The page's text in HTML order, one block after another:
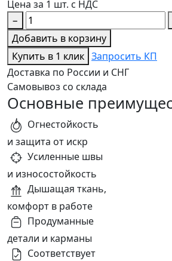
Цена за 1 шт. с НДС
−
Добавить в корзину
Купить в 1 клик Запросить КП
Доставка по России и СНГ
Самовывоз со склада
Основные
Огнестойкость
и защита от искр
Усиленные швы
и износостойкость
Дышащая ткань,
комфорт в работе
Продуманные
детали и карманы
Соответствует